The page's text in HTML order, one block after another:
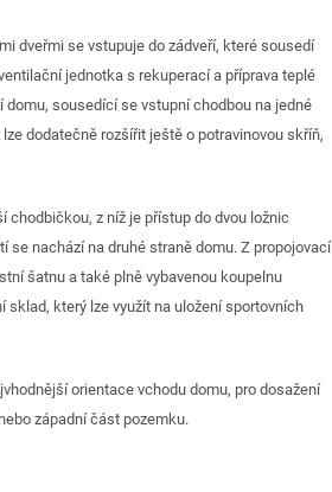
dveřmi se vstupuje do zádveří, které sousedí
jednotka s rekuperací a příprava teplé
sousedící se vstupní chodbou na jedné
dodatečně rozšířit ještě o potravinovou skříň,
z níž je přístup do dvou ložnic
se nachází na druhé straně domu. Z propojovací
šatnu a také plně vybavenou koupelnu
který lze využít na uložení sportovních
orientace vchodu domu, pro dosažení
západní část pozemku.